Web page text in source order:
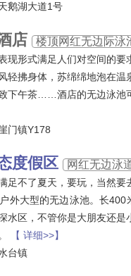
鹅湖大道1号
店 楼顶网红无边际泳
现形式满足人们对空间的
轻拂身体，苏绵绵地泡在
下午茶……酒店的无边泳池
门镇Y178
度假区 网红无边泳
足不了夏天，要玩，当然
外大型的无边泳池。长
水区，不管你是大朋友还
【 详细>>】
台镇